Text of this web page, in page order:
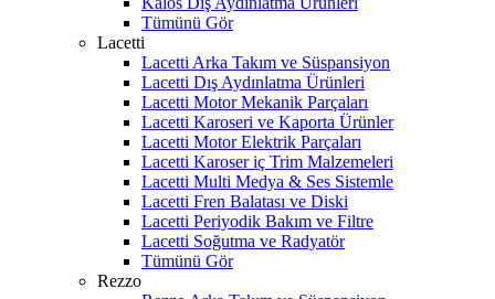
Tümünü Gör
Lacetti
Lacetti Arka Takım ve Süspansiyon
Lacetti Dış Aydınlatma Ürünleri
Lacetti Motor Mekanik Parçaları
Lacetti Karoseri ve Kaporta Ürünler
Lacetti Motor Elektrik Parçaları
Lacetti Karoser iç Trim Malzemeleri
Lacetti Multi Medya & Ses Sistemle
Lacetti Fren Balatası ve Diski
Lacetti Periyodik Bakım ve Filtre
Lacetti Soğutma ve Radyatör
Tümünü Gör
Rezzo